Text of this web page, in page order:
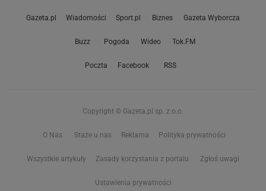
Gazeta.pl Wiadomości Sport.pl Biznes Gazeta Wyborcza
Buzz Pogoda Wideo Tok.FM
Poczta Facebook RSS
Copyright © Gazeta.pl sp. z o.o.
O Nas Staże u nas Reklama Polityka prywatności
Wszystkie artykuły Zasady korzystania z portalu Zgłoś uwagi
Ustawienia prywatności